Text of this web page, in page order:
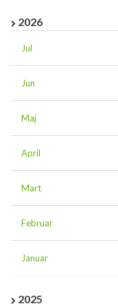
2026
Jul
Jun
Maj
April
Mart
Februar
Januar
2025